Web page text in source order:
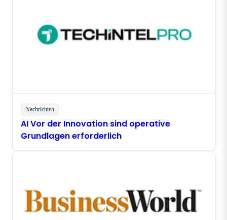
Nachrichten
AI Vor der Innovation sind operative
Grundlagen erforderlich